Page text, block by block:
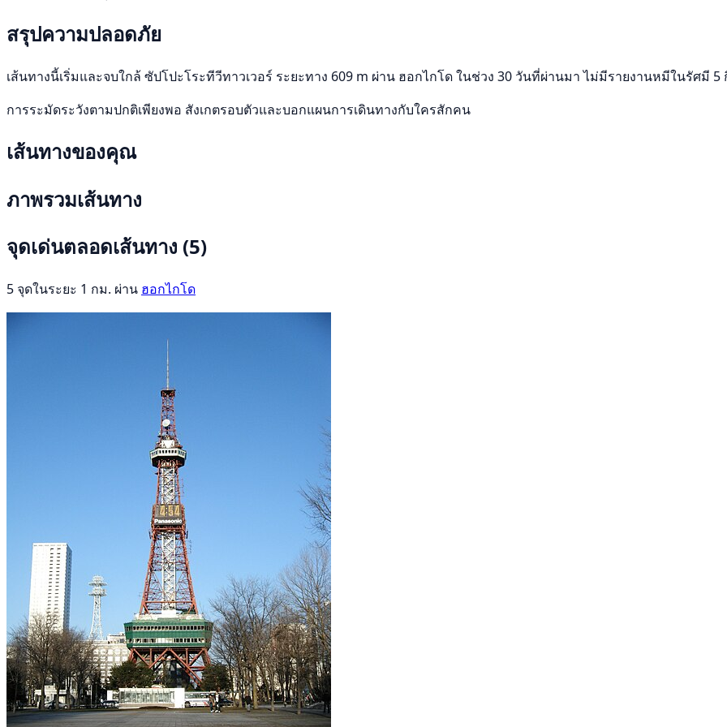
สรุปความปลอดภัย
เส้นทางนี้เริ่มและจบใกล้ ซัปโปะโระทีวีทาวเวอร์ ระยะทาง 609 m ผ่าน ฮอกไกโด ในช่วง 30 วันที่ผ่านมา ไม่มีรายงานหมีในรัศมี 5
การระมัดระวังตามปกติเพียงพอ สังเกตรอบตัวและบอกแผนการเดินทางกับใครสักคน
เส้นทางของคุณ
ภาพรวมเส้นทาง
จุดเด่นตลอดเส้นทาง (5)
5 จุดในระยะ 1 กม. ผ่าน ฮอกไกโด